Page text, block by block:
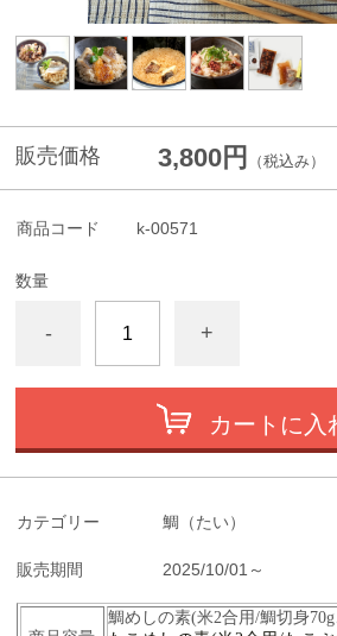
販売価格 3,800円 （税込み）
商品コード k-00571
数量
- +
カートに入
カテゴリー 鯛（たい）
販売期間 2025/10/01～
鯛めしの素(米2合用/鯛切身70g